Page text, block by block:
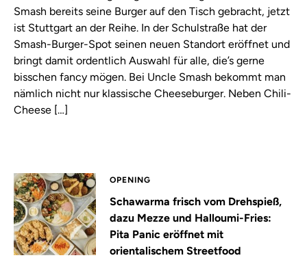
Smash bereits seine Burger auf den Tisch gebracht, jetzt
ist Stuttgart an der Reihe. In der Schulstraße hat der
Smash-Burger-Spot seinen neuen Standort eröffnet und
bringt damit ordentlich Auswahl für alle, die’s gerne
bisschen fancy mögen. Bei Uncle Smash bekommt man
nämlich nicht nur klassische Cheeseburger. Neben Chili-
Cheese […]
OPENING
Schawarma frisch vom Drehspieß,
dazu Mezze und Halloumi-Fries:
Pita Panic eröffnet mit
orientalischem Streetfood